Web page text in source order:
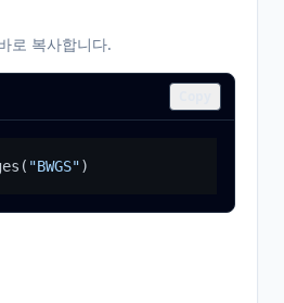
로 복사합니다.
( "BWGS")